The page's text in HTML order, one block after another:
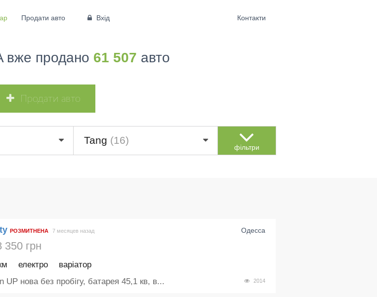
Продати авто Вхід Контакти
вже продано 61 507 авто
Продати авто
Tang (16)
фільтри
РОЗМИТНЕНА Одесса
7 месяцев назад
грн
електро варіатор
2014
UP нова без пробігу, батарея 45,1 кв, в...